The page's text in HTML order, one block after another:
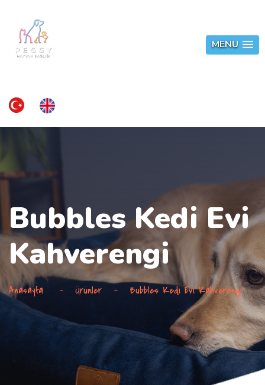
MENU
Bubbles Kedi Evi
Kahverengi
Anasayfa - Ürünler - Bubbles Kedi Evi Kahverengi